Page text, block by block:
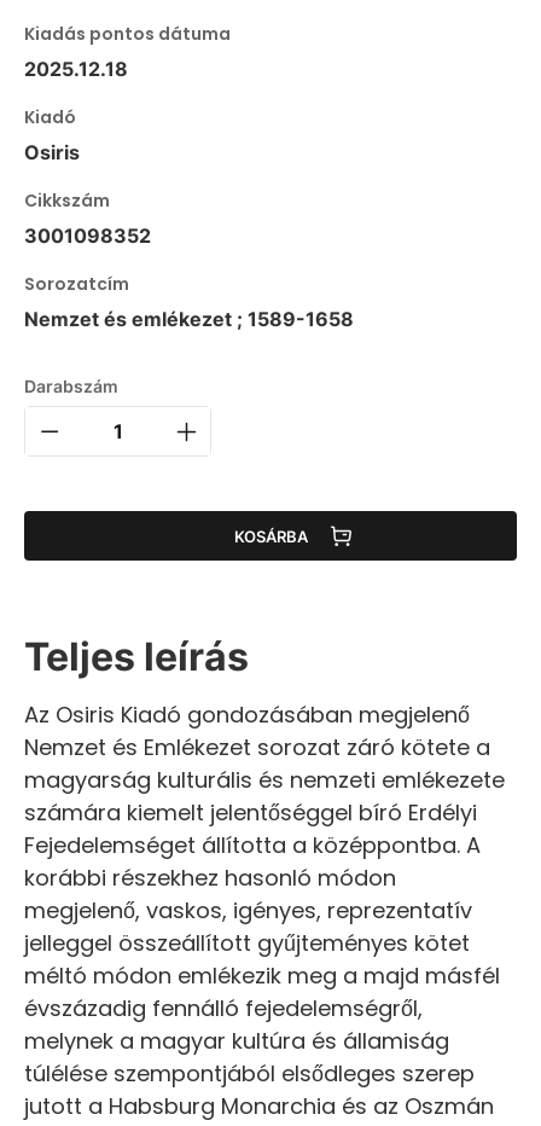
Kiadás pontos dátuma
2025.12.18
Kiadó
Osiris
Cikkszám
3001098352
Sorozatcím
Nemzet és emlékezet ; 1589-1658
Darabszám
KOSÁRBA
Teljes leírás
Az Osiris Kiadó gondozásában megjelenő
Nemzet és Emlékezet sorozat záró kötete a
magyarság kulturális és nemzeti emlékezete
számára kiemelt jelentőséggel bíró Erdélyi
Fejedelemséget állította a középpontba. A
korábbi részekhez hasonló módon
megjelenő, vaskos, igényes, reprezentatív
jelleggel összeállított gyűjteményes kötet
méltó módon emlékezik meg a majd másfél
évszázadig fennálló fejedelemségről,
melynek a magyar kultúra és államiság
túlélése szempontjából elsődleges szerep
jutott a Habsburg Monarchia és az Oszmán